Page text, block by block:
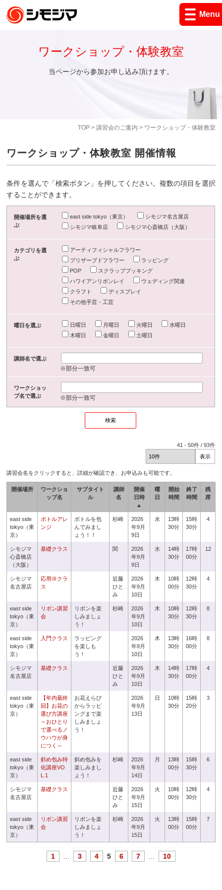
Menu
TOP> 講習会のご案内 > ワークショップ・体験教室
ワークショップ・体験教室
当ページから参加お申し込み頂けます。
ワークショップ・体験教室 開催情報
条件を選んで「検索ボタン」を押してください。複数の項目を選択
することができます。
開催場所を選
ぶ
east side tokyo（東京）
シモジマ名古屋店
シモジマ岐阜店
シモジマ心斎橋店（大阪）
カテゴリを選
ぶ
アーティフィシャルフラワー
プリザーブドフラワー
ラッピング
POP
スクラップブッキング
ハワイアンリボンレイ
ウェディング関連
クラフト
ディスプレイ
その他手芸・工芸
曜日を選ぶ 日曜日 月曜日 火曜日
水曜日
木曜日
金曜日 土曜日
講師名で選ぶ
※部分一致可
ワークショッ
プ名で選ぶ
※部分一致可
41 -50件 /93件
講習会名をクリックすると、詳細が確認でき、お申込みも可能です。
開催場所
ワークショ
ップ名
サブタイト
ル
講師
名
開催
日時
▲
曜
日
開始
時間
終了
時間
残
席
east side
tokyo（東
京）
ボトルアレ
ンジ
ボトルを包
んでみまし
ょう！！
杉崎
2026
年9月
9日
水
13時
30分
15時
30分
4
シモジマ
心斎橋店
（大阪）
基礎クラス 関
2026
年9月
9日
水
14時
30分
17時
00分
12
シモジマ
名古屋店
応用Ⅲクラ
ス
近藤
ひと
み
2026
年9月
10日
木
10時
00分
12時
30分
4
east side
tokyo（東
京）
リボン講習
会
リボンを楽
しみましょ
う！
杉崎
2026
年9月
10日
木
10時
30分
12時
30分
8
east side
tokyo（東
京）
入門クラス
ラッピング
を楽しも
う！
2026
年9月
10日
木
13時
30分
16時
00分
8
シモジマ
名古屋店
基礎クラス
近藤
ひと
み
2026
年9月
10日
木
14時
30分
17時
00分
4
east side
tokyo（東
京）
【年内最終
回】お花の
選び方講座
～おひとり
で選べるノ
ウハウが身
につく～
お花えらび
からラッピ
ングまで楽
しみましょ
う！
2026
年9月
13日
日
10時
30分
15時
20分
3
east side
tokyo（東
京）
斜め包み特
化講座VO
L.1
斜め包みを
楽しみまし
ょう！
杉崎
2026
年9月
14日
月
13時
00分
15時
30分
6
シモジマ
名古屋店
基礎クラス
近藤
ひと
み
2026
年9月
15日
火
10時
00分
12時
30分
4
east side
tokyo（東
京）
リボン講習
会
リボンを楽
しみましょ
う！
杉崎
2026
年9月
15日
火
13時
00分
15時
00分
7
1 3 4 5 6 7 10